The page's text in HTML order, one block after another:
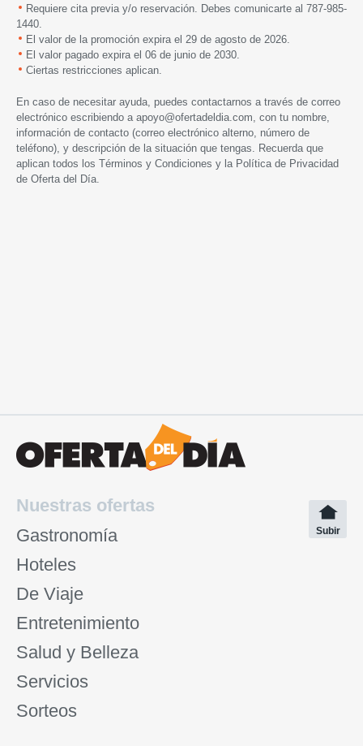
Requiere cita previa y/o reservación. Debes comunicarte al 787-985-
1440.
El valor de la promoción expira el 29 de agosto de 2026.
El valor pagado expira el 06 de junio de 2030.
Ciertas restricciones aplican.
En caso de necesitar ayuda, puedes contactarnos a través de correo
electrónico escribiendo a apoyo@ofertadeldia.com , con tu nombre,
información de contacto (correo electrónico alterno, número de
teléfono), y descripción de la situación que tengas. Recuerda que
aplican todos los Términos y Condiciones y la Política de Privacidad
de Oferta del Día.
Nuestras ofertas
Gastronomía
Hoteles
De Viaje
Entretenimiento
Salud y Belleza
Servicios
Sorteos
Subir